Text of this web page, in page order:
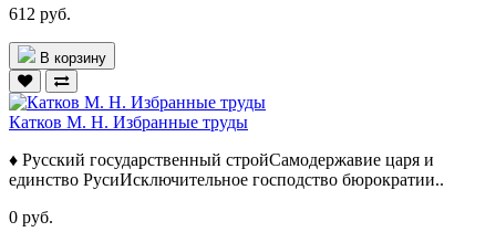
612 руб.
В корзину
Катков М. Н. Избранные труды
♦ Русский государственный стройСамодержавие царя и
единство РусиИсключительное господство бюрократии..
0 руб.